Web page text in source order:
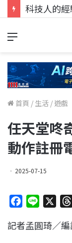
首頁 / 生活 / 遊戲
任天堂咚
動作註冊
2025-07-15
c
n
記者孟圓琦／編